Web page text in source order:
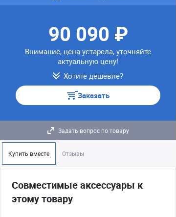
90 090 ₽
Внимание, цена устарела, уточняйте
актуальную цену!
Хотите дешевле?
Заказать
Задать вопрос по товару
Купить вместе Отзывы
Совместимые аксессуары к
этому товару